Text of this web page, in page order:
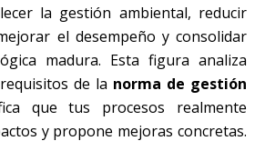
la gestión ambiental, reducir
el desempeño y consolidar
madura. Esta figura analiza
de la norma de gestión
que tus procesos realmente
y propone mejoras concretas.